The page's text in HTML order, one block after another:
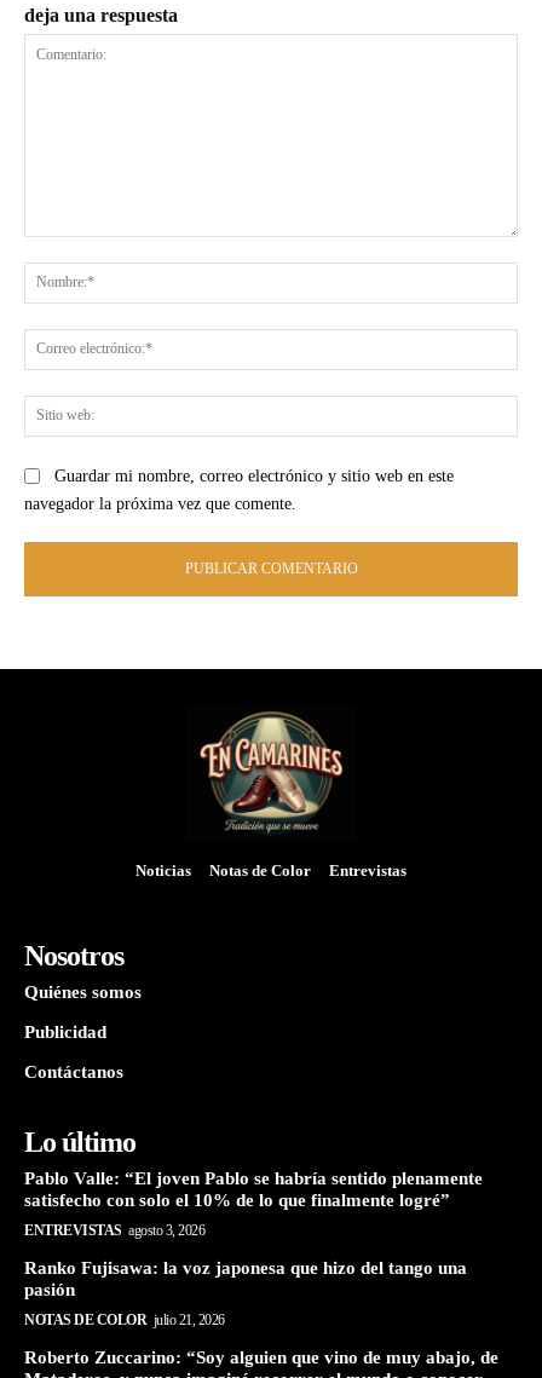
deja una respuesta
Guardar mi nombre, correo electrónico y sitio web en este
navegador la próxima vez que comente.
Noticias Notas de Color Entrevistas
Nosotros
Quiénes somos
Publicidad
Contáctanos
Lo último
Pablo Valle: “El joven Pablo se habría sentido plenamente
satisfecho con solo el 10% de lo que finalmente logré”
ENTREVISTAS agosto 3, 2026
Ranko Fujisawa: la voz japonesa que hizo del tango una
pasión
NOTAS DE COLOR julio 21, 2026
Roberto Zuccarino: “Soy alguien que vino de muy abajo, de